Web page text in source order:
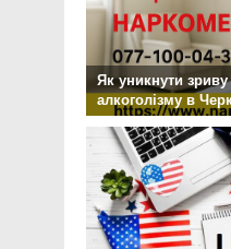
Як уникнути зриву
алкоголізму в